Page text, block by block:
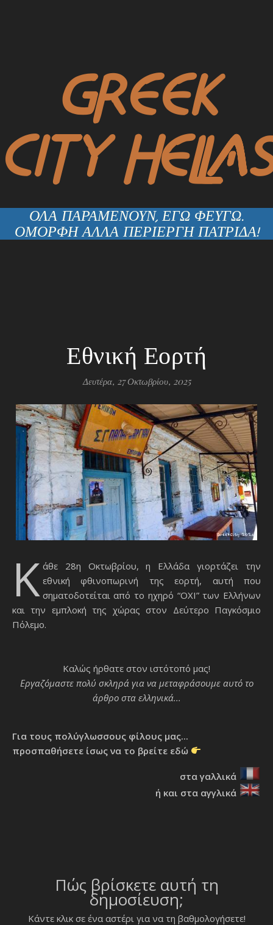
GREEK
CITY HELLAS
ΟΛΑ ΠΑΡΑΜΕΝΟΥΝ, ΕΓΩ ΦΕΥΓΩ.
ΟΜΟΡΦΗ ΑΛΛΑ ΠΕΡΙΕΡΓΗ ΠΑΤΡΙΔΑ!
Εθνική Εορτή
Δευτέρα, 27 Οκτωβρίου, 2025
Κ άθε 28η Οκτωβρίου, η Ελλάδα γιορτάζει την
εθνική φθινοπωρινή της εορτή, αυτή που
σηματοδοτείται από το ηχηρό “ΟΧΙ” των Ελλήνων
και την εμπλοκή της χώρας στον Δεύτερο Παγκόσμιο
Πόλεμο.
Καλώς ήρθατε στον ιστότοπό μας!
Εργαζόμαστε πολύ σκληρά για να μεταφράσουμε αυτό το
άρθρο στα ελληνικά...
Για τους πολύγλωσσους φίλους μας...
προσπαθήσετε ίσως να το βρείτε εδώ
στα γαλλικά
ή και στα αγγλικά
Πώς βρίσκετε αυτή τη
δημοσίευση;
Κάντε κλικ σε ένα αστέρι για να τη βαθμολογήσετε!